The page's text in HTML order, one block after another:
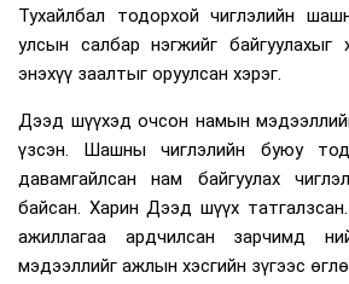
Тухайлбал тодорхой чиглэлийн
улсын салбар нэгжийг байгуулахыг
энэхүү заалтыг оруулсан хэрэг.
Дээд шүүхэд очсон намын
үзсэн. Шашны чиглэлийн буюу
давамгайлсан нам байгуулах
байсан. Харин Дээд шүүх
ажиллагаа ардчилсан зарчимд
мэдээллийг ажлын хэсгийн зүгээс